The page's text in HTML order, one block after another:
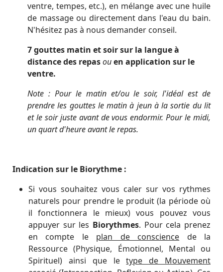
ventre, tempes, etc.), en mélange avec une huile
de massage ou directement dans l'eau du bain.
N'hésitez pas à nous demander conseil.
7 gouttes matin et soir sur la langue à
distance des repasouen application sur le
ventre.
Note : Pour le matin et/ou le soir, l'idéal est de
prendre les gouttes le matin à jeun à la sortie du lit
et le soir juste avant de vous endormir. Pour le midi,
un quart d'heure avant le repas.
Indication sur le Biorythme :
Si vous souhaitez vous caler sur vos rythmes
naturels pour prendre le produit (la période où
il fonctionnera le mieux) vous pouvez vous
appuyer sur les Biorythmes. Pour cela prenez
en compte le plan de conscience de la
Ressource (Physique, Émotionnel, Mental ou
Spirituel) ainsi que letype de Mouvement